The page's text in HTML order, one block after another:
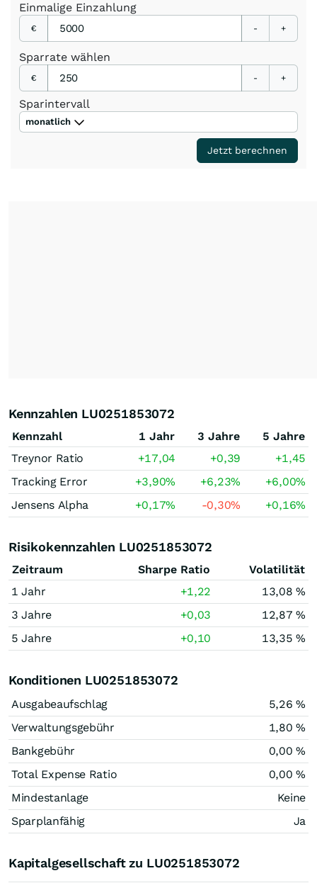
Einmalige Einzahlung
€ - +
Sparrate wählen
€ - +
Sparintervall
monatlich
Jetzt berechnen
Kennzahlen LU0251853072
Kennzahl 1 Jahr 3 Jahre
5 Jahre
Treynor Ratio
+17,04 +0,39
+1,45
Tracking Error
+3,90% +6,23% +6,00%
Jensens Alpha
+0,17% -0,30% +0,16%
Risikokennzahlen LU0251853072
Zeitraum Sharpe Ratio
Volatilität
1 Jahr
+1,22
13,08 %
3 Jahre
+0,03
12,87 %
5 Jahre
+0,10 13,35 %
Konditionen LU0251853072
Ausgabeaufschlag
5,26 %
Verwaltungsgebühr
1,80 %
Bankgebühr
0,00 %
Total Expense Ratio
0,00 %
Mindestanlage
Keine
Sparplanfähig
Ja
Kapitalgesellschaft zu LU0251853072